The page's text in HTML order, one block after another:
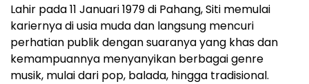
Lahir pada 11 Januari 1979 di Pahang, Siti memulai
kariernya di usia muda dan langsung mencuri
perhatian publik dengan suaranya yang khas dan
kemampuannya menyanyikan berbagai genre
musik, mulai dari pop, balada, hingga tradisional.